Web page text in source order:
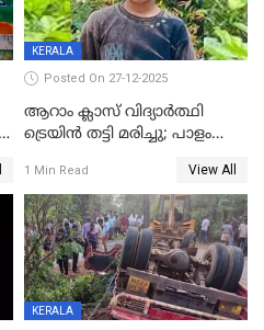
KERALA
Posted On 27-12-2025
ആറാം ക്ലാസ് വിദ്യാർത്ഥി
ട്രെയിൻ തട്ടി മരിച്ചു; പാളം
അപകടം മലപ്പുറത്ത്
1 Min Read View All
KERALA